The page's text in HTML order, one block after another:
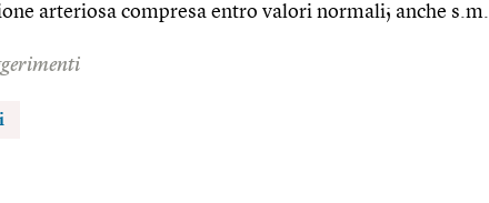
arteriosa compresa entro valori normali; anche s.m.